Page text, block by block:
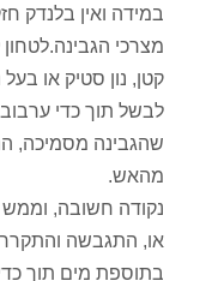
במידה ואין בלנדק
מצרכי
קטן, נון סטיק או
לבשל תוך כדי
שהגבינה מסמיכה,
מהאש.
נקודה חשובה, וממש
או, התגבשה
בתוספת מים תוך